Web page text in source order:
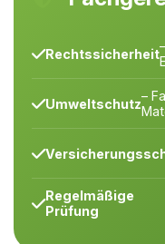
Rechtssicherheit
Umweltschutz–
Regelmäßige
Prüfung